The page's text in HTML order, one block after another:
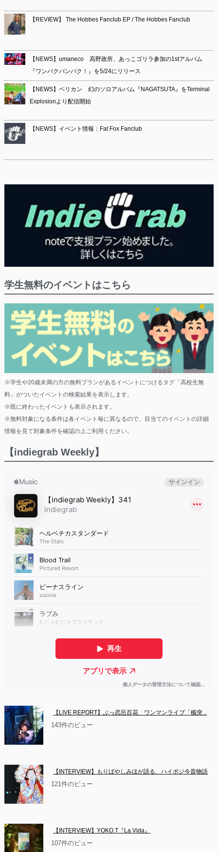
【REVIEW】 The Hobbes Fanclub EP / The Hobbes Fanclub
【NEWS】umaneco 高野政所、あっこゴリラ参加の1stアルバム
『ワンパクバンパク！』を5/24にリリース
【NEWS】ペリカン 幻のソロアルバム『NAGATSUTA』をTerminal
Explosionより配信開始
【NEWS】イベント情報：Fat Fox Fanclub
学生無料のイベントはこちら
※学生や20歳未満の方の無料プランがあるイベントにつけるタグ「高校生無
料」がついたイベントの検索結果を表示します。
※既に終わったイベントも表示されます。
※無料対象になる条件は各イベント毎に異なるので、目当てのイベントの詳細
情報を見て対象条件を確認の上ご利用ください。
【indiegrab Weekly】
【LIVE REPORT】ぶっ恋呂百花　ワンマンライブ「楯突...
143件のビュー
【INTERVIEW】もりばやしみほが語る、ハイポジ今昔物語
121件のビュー
【INTERVIEW】YOKO.T『La Vida』
107件のビュー